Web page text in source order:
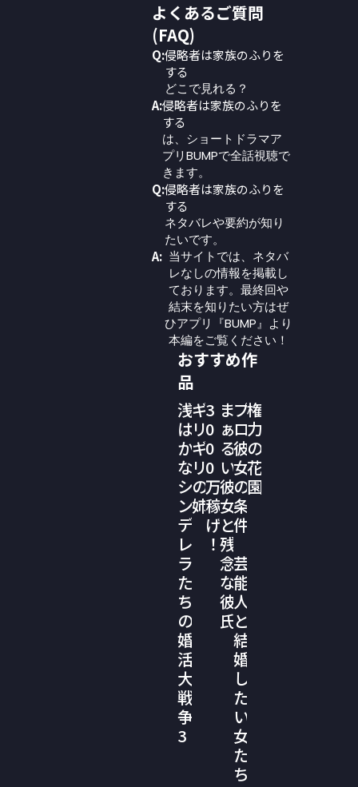
よくあるご質問
(FAQ)
Q:侵略者は家族のふりを
する
どこで見れる？
A:侵略者は家族のふりを
する
は、ショートドラマア
プリBUMPで全話視聴で
きます。
Q:侵略者は家族のふりを
する
ネタバレや要約が知り
たいです。
A: 当サイトでは、ネタバ
レなしの情報を掲載し
ております。最終回や
結末を知りたい方はぜ
ひアプリ『BUMP』より
本編をご覧ください！
おすすめ作
品
浅
は
か
な
シ
ン
デ
レ
ラ
た
ち
の
婚
活
大
戦
争
3
ギ
リ
ギ
リ
の
姉
3
0
0
0
万
稼
げ
！
ま
ぁ
る
い
彼
女
と
残
念
な
彼
氏
プ
ロ
彼
女
の
条
件
芸
能
人
と
結
婚
し
た
い
女
た
ち
権
力
の
花
園